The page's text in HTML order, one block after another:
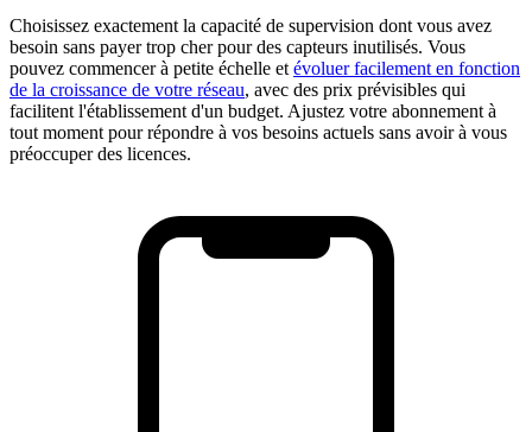
Choisissez exactement la capacité de supervision dont vous avez
besoin sans payer trop cher pour des capteurs inutilisés. Vous
pouvez commencer à petite échelle et évoluer facilement en fonction
de la croissance de votre réseau, avec des prix prévisibles qui
facilitent l'établissement d'un budget. Ajustez votre abonnement à
tout moment pour répondre à vos besoins actuels sans avoir à vous
préoccuper des licences.